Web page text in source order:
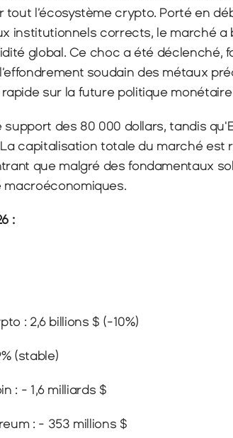
l’écosystème crypto. Porté en
institutionnels corrects, le marché
global. Ce choc a été déclenché,
soudain des métaux
sur la future politique
support des 80 000 dollars, tandis
capitalisation totale du marché est
que malgré des fondamentaux
macroéconomiques.
:
: 2,6 billions $ (-10%)
(stable)
: - 1,6 milliards $
: - 353 millions $